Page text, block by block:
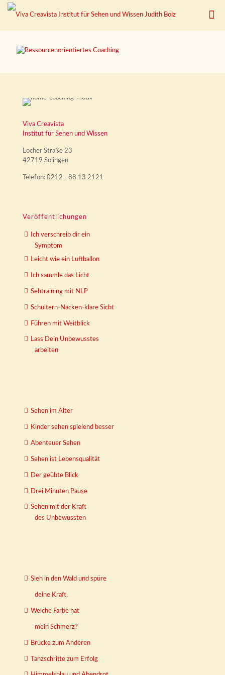
Viva Creavista
Institut für Sehen und Wissen
Locher Straße 23
42719 Solingen
Telefon: 0212 - 88 13 2121
Veröffentlichungen
Ich verschreib dir ein
Symptom
Leicht wie ein Luftballon
Ich sammle das Licht
Sehtraining mit NLP
Schultern-Nacken-klare Sicht
Führen mit Weitblick
Lass Dein Unbewusstes
arbeiten
Sehen im Alter
Kinder sehen spielend besser
Abenteuer Sehen
Sehen ist Lebensqualität
Der geübte Blick
Drei Minuten Pause
Sehen mit der Kraft
des Unbewussten
Sieh in den Wald und spüre
deine Kraft.
Welche Farbe hat
mein Schmerz?
Brücke zum Anderen
Tanzschritte zum Erfolg